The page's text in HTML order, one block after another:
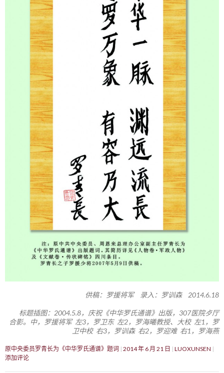
供稿：罗援将军 录入：罗训森 2014.6.18
标题插图：2004.5.8，庆祝《中华罗氏通谱》出版，307医院歺厅
合影。中，罗援将军 左3，罗卫东 左2，罗海曦教授、大校 左1，罗
卫中校 右3，罗训森 右2，罗迎难 右1，罗海燕
原中央委员罗青长为《中华罗氏通谱》题词 2014 年 6 月 21 日
LUOXUNSEN
添加评论